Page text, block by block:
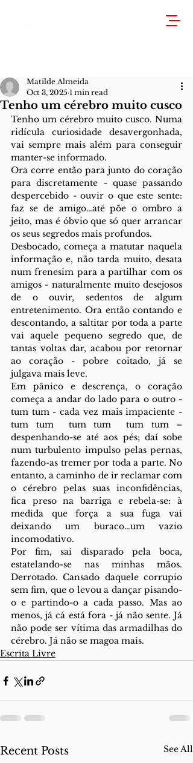
Tenho um cérebro muito cusco
Matilde Almeida
Oct 3, 2025 1 min read
Tenho um cérebro muito cusco. Numa
ridícula curiosidade desavergonhada,
vai sempre mais além para conseguir
manter-se informado.
Ora corre então para junto do coração
para discretamente - quase passando
despercebido - ouvir o que este sente:
faz se de amigo…até põe o ombro a
jeito, mas é óbvio que só quer arrancar
os seus segredos mais profundos.
Desbocado, começa a matutar naquela
informação e, não tarda muito, desata
num frenesim para a partilhar com os
amigos - naturalmente muito desejosos
de o ouvir, sedentos de algum
entretenimento. Ora então contando e
descontando, a saltitar por toda a parte
vai aquele pequeno segredo que, de
tantas voltas dar, acabou por retornar
ao coração - pobre coitado, já se
julgava mais leve.
Em pânico e descrença, o coração
começa a andar do lado para o outro -
tum tum - cada vez mais impaciente -
tum tum  tum tum  tum tum –
despenhando-se até aos pés; daí sobe
num turbulento impulso pelas pernas,
fazendo-as tremer por toda a parte. No
entanto, a caminho de ir reclamar com
o cérebro pelas suas inconfidências,
fica preso na barriga e rebela-se: à
medida que força a sua fuga vai
deixando um buraco…um vazio
incomodativo.
Por fim, sai disparado pela boca,
estatelando-se nas minhas mãos.
Derrotado. Cansado daquele corrupio
sem fim, que o levou a dançar pisando-
o e partindo-o a cada passo. Mas ao
menos, já cá está fora - já não sente. Já
não pode ser vítima das armadilhas do
cérebro. Já não se magoa mais.
Escrita Livre
Recent Posts See All